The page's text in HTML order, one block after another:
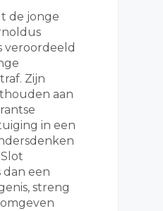
de jonge
veroordeeld
Zijn
aan
in een
dan een
streng